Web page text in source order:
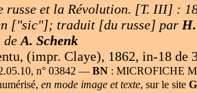
russe et la Révolution. [T. III] :
["sic"]; traduit [du russe] par
A. Schenk
(impr. Claye), 1862, in-18 de
n° 03842 — BN: MICROFICHE
en mode image et texte, sur le site